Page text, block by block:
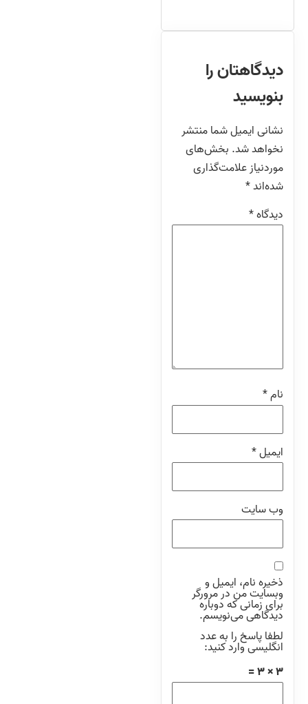
دیدگاهتان را
بنویسید
نشانی ایمیل شما منتشر
نخواهد شد. بخش‌های
موردنیاز علامت‌گذاری
شده‌اند*
دیدگاه*
نام*
ایمیل*
وب‌ سایت
ذخیره نام، ایمیل و
وبسایت من در مرورگر
برای زمانی که دوباره
دیدگاهی می‌نویسم.
لطفا پاسخ را به عدد
انگلیسی وارد کنید:
3 × 3 =